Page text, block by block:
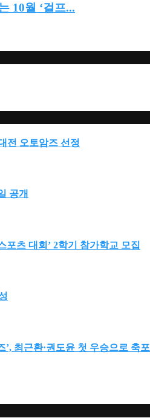
10월 ‘걸프...
전 오토암즈 선정
공개
포츠 대회’ 2학기 참가학교 모집
최근환·권도윤 첫 우승으로 축포